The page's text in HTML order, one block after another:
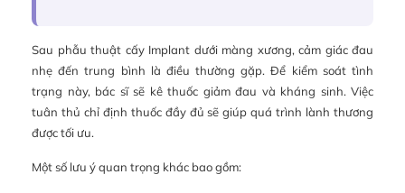
Sau phẫu thuật cấy Implant dưới màng xương, cảm giác đau
nhẹ đến trung bình là điều thường gặp. Để kiểm soát tình
trạng này, bác sĩ sẽ kê thuốc giảm đau và kháng sinh. Việc
tuân thủ chỉ định thuốc đầy đủ sẽ giúp quá trình lành thương
được tối ưu.
Một số lưu ý quan trọng khác bao gồm: